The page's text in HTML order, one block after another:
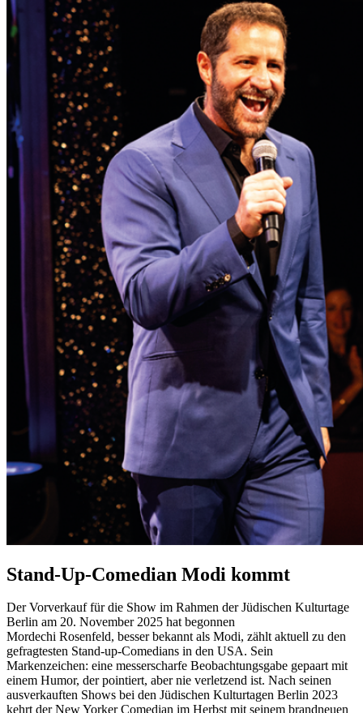
Stand-Up-Comedian Modi kommt
Der Vorverkauf für die Show im Rahmen der Jüdischen Kulturtage
Berlin am 20. November 2025 hat begonnen
Mordechi Rosenfeld, besser bekannt als Modi, zählt aktuell zu den
gefragtesten Stand-up-Comedians in den USA. Sein
Markenzeichen: eine messerscharfe Beobachtungsgabe gepaart mit
einem Humor, der pointiert, aber nie verletzend ist. Nach seinen
ausverkauften Shows bei den Jüdischen Kulturtagen Berlin 2023
kehrt der New Yorker Comedian im Herbst mit seinem brandneuen